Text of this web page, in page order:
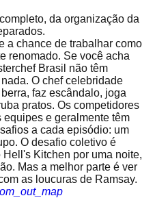
da organização da
a chance de trabalhar como
renomado. Se você acha
Brasil não têm
O chef celebridade
faz escândalo, joga
pratos. Os competidores
e geralmente têm
a cada episódio: um
O desafio coletivo é
Kitchen por uma noite,
Mas a melhor parte é ver
as loucuras de Ramsay.